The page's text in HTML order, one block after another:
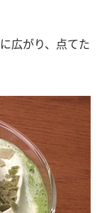
広がり、点てた